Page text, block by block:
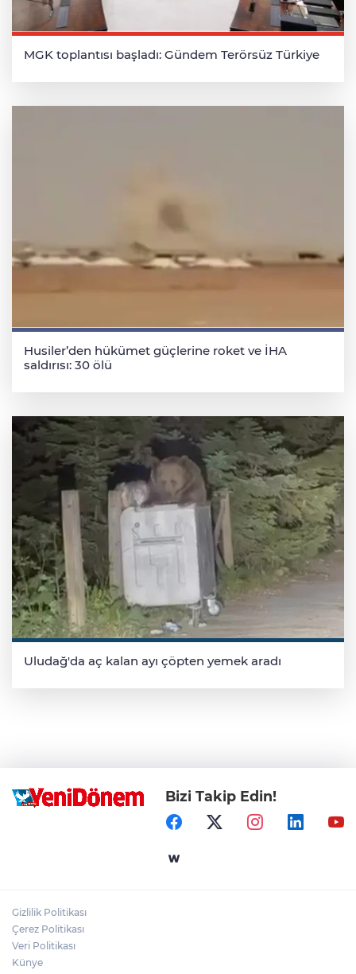
MGK toplantısı başladı: Gündem Terörsüz Türkiye
Husiler’den hükümet güçlerine roket ve İHA
saldırısı: 30 ölü
Uludağ'da aç kalan ayı çöpten yemek aradı
Bizi Takip Edin!
Gizlilik Politikası
Çerez Politikası
Veri Politikası
Künye